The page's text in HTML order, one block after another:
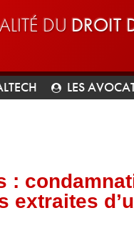
DU DROIT
LES
:
extraites